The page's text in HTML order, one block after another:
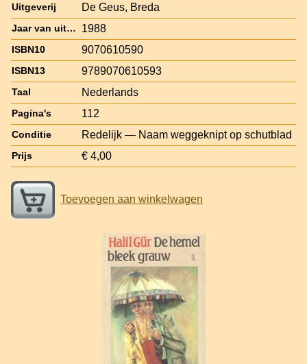
Uitgeverij De Geus, Breda
Jaar van uitgave 1988
ISBN10 9070610590
ISBN13 9789070610593
Taal Nederlands
Pagina's 112
Conditie Redelijk — Naam weggeknipt op schutblad
Prijs € 4,00
Toevoegen aan winkelwagen